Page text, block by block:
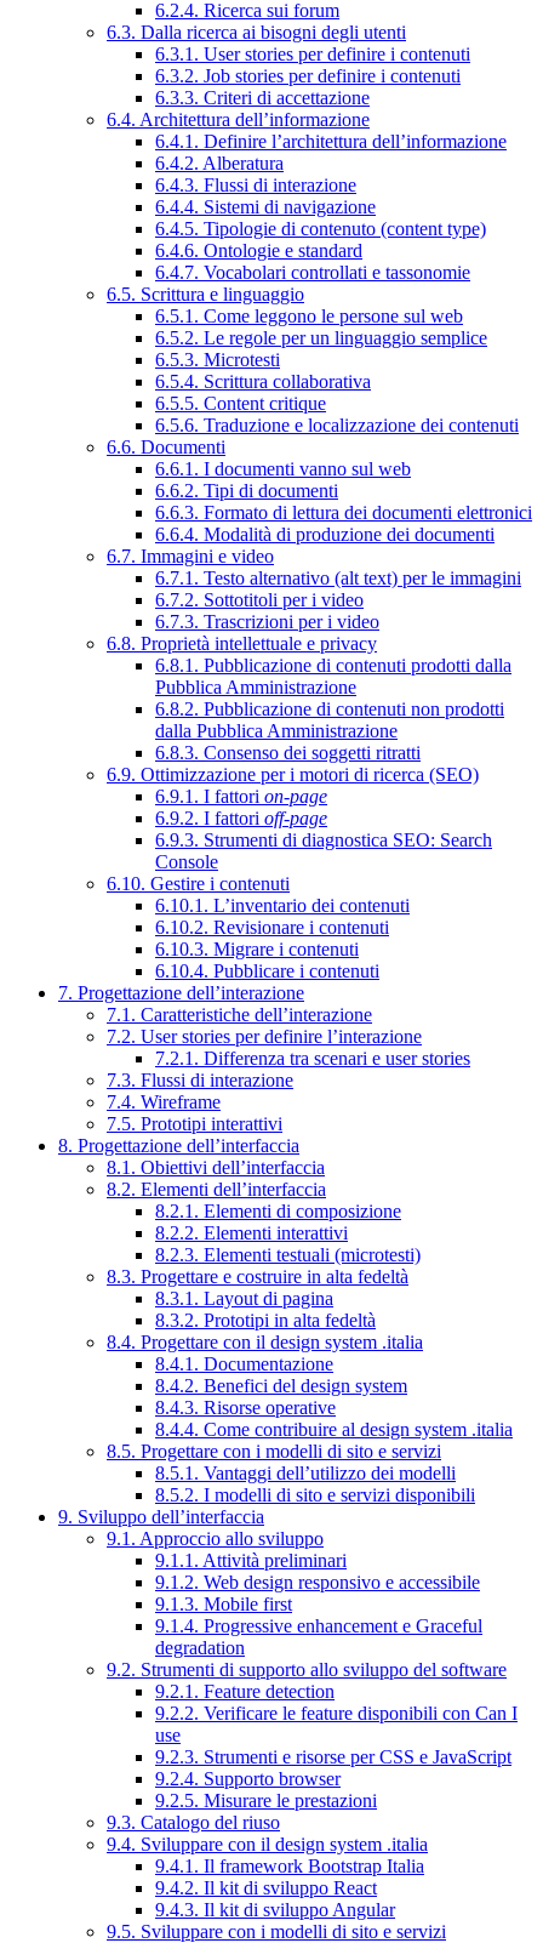
6.2.4. Ricerca sui forum
6.3. Dalla ricerca ai bisogni degli utenti
6.3.1. User stories per definire i contenuti
6.3.2. Job stories per definire i contenuti
6.3.3. Criteri di accettazione
6.4. Architettura dell’informazione
6.4.1. Definire l’architettura dell’informazione
6.4.2. Alberatura
6.4.3. Flussi di interazione
6.4.4. Sistemi di navigazione
6.4.5. Tipologie di contenuto (content type)
6.4.6. Ontologie e standard
6.4.7. Vocabolari controllati e tassonomie
6.5. Scrittura e linguaggio
6.5.1. Come leggono le persone sul web
6.5.2. Le regole per un linguaggio semplice
6.5.3. Microtesti
6.5.4. Scrittura collaborativa
6.5.5. Content critique
6.5.6. Traduzione e localizzazione dei contenuti
6.6. Documenti
6.6.1. I documenti vanno sul web
6.6.2. Tipi di documenti
6.6.3. Formato di lettura dei documenti elettronici
6.6.4. Modalità di produzione dei documenti
6.7. Immagini e video
6.7.1. Testo alternativo (alt text) per le immagini
6.7.2. Sottotitoli per i video
6.7.3. Trascrizioni per i video
6.8. Proprietà intellettuale e privacy
6.8.1. Pubblicazione di contenuti prodotti dalla
Pubblica Amministrazione
6.8.2. Pubblicazione di contenuti non prodotti
dalla Pubblica Amministrazione
6.8.3. Consenso dei soggetti ritratti
6.9. Ottimizzazione per i motori di ricerca (SEO)
6.9.1. I fattori on-page
6.9.2. I fattori off-page
6.9.3. Strumenti di diagnostica SEO: Search
Console
6.10. Gestire i contenuti
6.10.1. L’inventario dei contenuti
6.10.2. Revisionare i contenuti
6.10.3. Migrare i contenuti
6.10.4. Pubblicare i contenuti
7. Progettazione dell’interazione
7.1. Caratteristiche dell’interazione
7.2. User stories per definire l’interazione
7.2.1. Differenza tra scenari e user stories
7.3. Flussi di interazione
7.4. Wireframe
7.5. Prototipi interattivi
8. Progettazione dell’interfaccia
8.1. Obiettivi dell’interfaccia
8.2. Elementi dell’interfaccia
8.2.1. Elementi di composizione
8.2.2. Elementi interattivi
8.2.3. Elementi testuali (microtesti)
8.3. Progettare e costruire in alta fedeltà
8.3.1. Layout di pagina
8.3.2. Prototipi in alta fedeltà
8.4. Progettare con il design system .italia
8.4.1. Documentazione
8.4.2. Benefici del design system
8.4.3. Risorse operative
8.4.4. Come contribuire al design system .italia
8.5. Progettare con i modelli di sito e servizi
8.5.1. Vantaggi dell’utilizzo dei modelli
8.5.2. I modelli di sito e servizi disponibili
9. Sviluppo dell’interfaccia
9.1. Approccio allo sviluppo
9.1.1. Attività preliminari
9.1.2. Web design responsivo e accessibile
9.1.3. Mobile first
9.1.4. Progressive enhancement e Graceful
degradation
9.2. Strumenti di supporto allo sviluppo del software
9.2.1. Feature detection
9.2.2. Verificare le feature disponibili con Can I
use
9.2.3. Strumenti e risorse per CSS e JavaScript
9.2.4. Supporto browser
9.2.5. Misurare le prestazioni
9.3. Catalogo del riuso
9.4. Sviluppare con il design system .italia
9.4.1. Il framework Bootstrap Italia
9.4.2. Il kit di sviluppo React
9.4.3. Il kit di sviluppo Angular
9.5. Sviluppare con i modelli di sito e servizi